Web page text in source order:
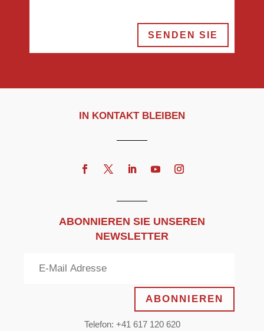
SENDEN SIE
IN KONTAKT BLEIBEN
ABONNIEREN SIE UNSEREN
NEWSLETTER
ABONNIEREN
Telefon: +41 617 120 620